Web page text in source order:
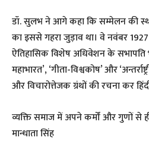
डॉ. सुलभ ने आगे कहा कि सम्मेलन की
का इससे गहरा जुड़ाव था। वे नवंबर
ऐतिहासिक विशेष अधिवेशन के सभापति
महाभारत’, ‘गीता-विश्वकोष’ और
और विचारोत्तेजक ग्रंथों की रचना कर
व्यक्ति समाज में अपने कर्मों और गुणों से ही
मान्धाता सिंह